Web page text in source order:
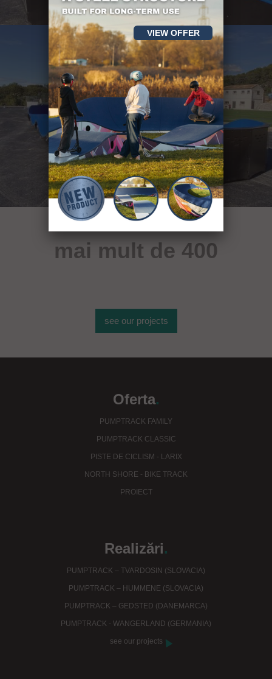
mai mult de 400
see our projects
Oferta.
PUMPTRACK FAMILY
PUMPTRACK CLASSIC
PISTE DE CICLISM - LARIX
NORTH SHORE - BIKE TRACK
PROIECT
Realizări.
PUMPTRACK – TVARDOSIN (SLOVACIA)
PUMPTRACK – HUMMENE (SLOVACIA)
PUMPTRACK – GEDSTED (DANEMARCA)
PUMPTRACK - WANGERLAND (GERMANIA)
see our projects
VIEW OFFER